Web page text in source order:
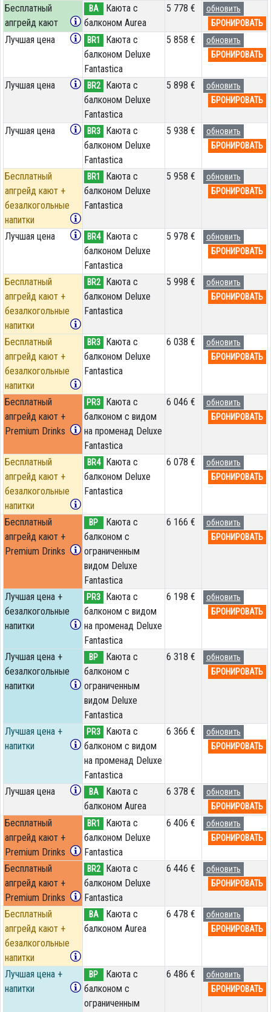
Бесплатный
апгрейд кают
BA
Каюта с
балконом Aurea
5 778 €
обновить
БРОНИРОВАТЬ
Лучшая цена BR1
Каюта с
балконом Deluxe
Fantastica
5 858 €
обновить
БРОНИРОВАТЬ
Лучшая цена BR2
Каюта с
балконом Deluxe
Fantastica
5 898 €
обновить
БРОНИРОВАТЬ
Лучшая цена BR3
Каюта с
балконом Deluxe
Fantastica
5 938 €
обновить
БРОНИРОВАТЬ
Бесплатный
апгрейд кают +
безалкогольные
напитки
BR1
Каюта с
балконом Deluxe
Fantastica
5 958 €
обновить
БРОНИРОВАТЬ
Лучшая цена BR4
Каюта с
балконом Deluxe
Fantastica
5 978 €
обновить
БРОНИРОВАТЬ
Бесплатный
апгрейд кают +
безалкогольные
напитки
BR2
Каюта с
балконом Deluxe
Fantastica
5 998 €
обновить
БРОНИРОВАТЬ
Бесплатный
апгрейд кают +
безалкогольные
напитки
BR3
Каюта с
балконом Deluxe
Fantastica
6 038 €
обновить
БРОНИРОВАТЬ
Бесплатный
апгрейд кают +
Premium Drinks
PR3
Каюта с
балконом с видом
на променад Deluxe
Fantastica
6 046 €
обновить
БРОНИРОВАТЬ
Бесплатный
апгрейд кают +
безалкогольные
напитки
BR4
Каюта с
балконом Deluxe
Fantastica
6 078 €
обновить
БРОНИРОВАТЬ
Бесплатный
апгрейд кают +
Premium Drinks
BP
Каюта с
балконом c
ограниченным
видом Deluxe
Fantastica
6 166 €
обновить
БРОНИРОВАТЬ
Лучшая цена +
безалкогольные
напитки
PR3
Каюта с
балконом с видом
на променад Deluxe
Fantastica
6 198 €
обновить
БРОНИРОВАТЬ
Лучшая цена +
безалкогольные
напитки
BP
Каюта с
балконом c
ограниченным
видом Deluxe
Fantastica
6 318 €
обновить
БРОНИРОВАТЬ
Лучшая цена +
напитки
PR3
Каюта с
балконом с видом
на променад Deluxe
Fantastica
6 366 €
обновить
БРОНИРОВАТЬ
Лучшая цена BA
Каюта с
балконом Aurea
6 378 €
обновить
БРОНИРОВАТЬ
Бесплатный
апгрейд кают +
Premium Drinks
BR1
Каюта с
балконом Deluxe
Fantastica
6 406 €
обновить
БРОНИРОВАТЬ
Бесплатный
апгрейд кают +
Premium Drinks
BR2
Каюта с
балконом Deluxe
Fantastica
6 446 €
обновить
БРОНИРОВАТЬ
Бесплатный
апгрейд кают +
безалкогольные
напитки
BA
Каюта с
балконом Aurea
6 478 €
обновить
БРОНИРОВАТЬ
Лучшая цена +
напитки
BP
Каюта с
балконом c
ограниченным
6 486 €
обновить
БРОНИРОВАТЬ